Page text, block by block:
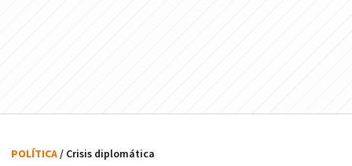
POLÍTICA/ Crisis diplomática